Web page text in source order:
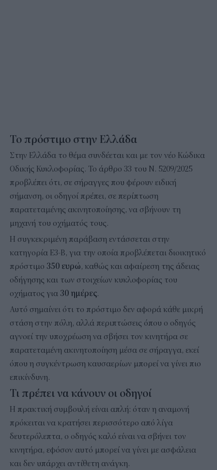
Το πρόστιμο στην Ελλάδα
Στην Ελλάδα το θέμα συνδέεται και με τον νέο Κώδικα
Οδικής Κυκλοφορίας. Το άρθρο 33 του Ν. 5209/2025
προβλέπει ότι, σε σήραγγες που φέρουν ειδική
σήμανση, οι οδηγοί πρέπει, σε περίπτωση
παρατεταμένης ακινητοποίησης, να σβήνουν τη
μηχανή του οχήματός τους.
Η συγκεκριμένη παράβαση εντάσσεται στην
κατηγορία Ε3-Β, για την οποία προβλέπεται διοικητικό
πρόστιμο 350 ευρώ, καθώς και αφαίρεση της άδειας
οδήγησης και των στοιχείων κυκλοφορίας του
οχήματος για 30 ημέρες.
Αυτό σημαίνει ότι το πρόστιμο δεν αφορά κάθε μικρή
στάση στην πόλη, αλλά περιπτώσεις όπου ο οδηγός
αγνοεί την υποχρέωση να σβήσει τον κινητήρα σε
παρατεταμένη ακινητοποίηση μέσα σε σήραγγα, εκεί
όπου η συγκέντρωση καυσαερίων μπορεί να γίνει πιο
επικίνδυνη.
Τι πρέπει να κάνουν οι οδηγοί
Η πρακτική συμβουλή είναι απλή: όταν η αναμονή
πρόκειται να κρατήσει περισσότερο από λίγα
δευτερόλεπτα, ο οδηγός καλό είναι να σβήνει τον
κινητήρα, εφόσον αυτό μπορεί να γίνει με ασφάλεια
και δεν υπάρχει αντίθετη ανάγκη.